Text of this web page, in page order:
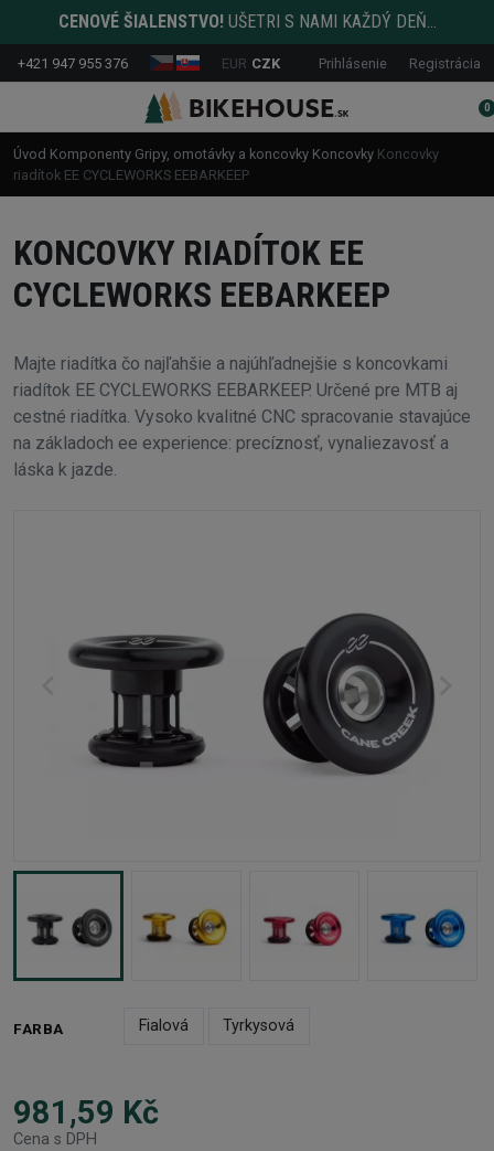
CENOVÉ ŠIALENSTVO! UŠETRI S NAMI KAŽDÝ DEŇ...
+421 947 955 376 EUR CZK Prihlásenie Registrácia
0
Úvod Komponenty Gripy, omotávky a koncovky Koncovky Koncovky
riadítok EE CYCLEWORKS EEBARKEEP
KONCOVKY RIADÍTOK EE
CYCLEWORKS EEBARKEEP
Majte riadítka čo najľahšie a najúhľadnejšie s koncovkami
riadítok EE CYCLEWORKS EEBARKEEP. Určené pre MTB aj
cestné riadítka. Vysoko kvalitné CNC spracovanie stavajúce
na základoch ee experience: precíznosť, vynaliezavosť a
láska k jazde.
FARBA Fialová Tyrkysová
981,59 Kč
Cena s DPH